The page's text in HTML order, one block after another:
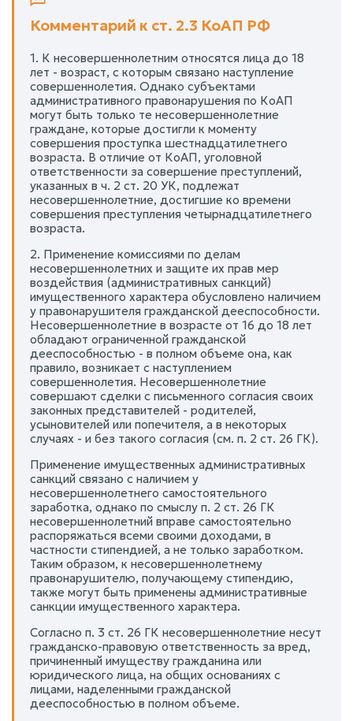
Комментарий к ст. 2.3 КоАП РФ
1. К несовершеннолетним относятся лица до 18
лет - возраст, с которым связано наступление
совершеннолетия. Однако субъектами
административного правонарушения по КоАП
могут быть только те несовершеннолетние
граждане, которые достигли к моменту
совершения проступка шестнадцатилетнего
возраста. В отличие от КоАП, уголовной
ответственности за совершение преступлений,
указанных в ч. 2 ст. 20 УК, подлежат
несовершеннолетние, достигшие ко времени
совершения преступления четырнадцатилетнего
возраста.
2. Применение комиссиями по делам
несовершеннолетних и защите их прав мер
воздействия (административных санкций)
имущественного характера обусловлено наличием
у правонарушителя гражданской дееспособности.
Несовершеннолетние в возрасте от 16 до 18 лет
обладают ограниченной гражданской
дееспособностью - в полном объеме она, как
правило, возникает с наступлением
совершеннолетия. Несовершеннолетние
совершают сделки с письменного согласия своих
законных представителей - родителей,
усыновителей или попечителя, а в некоторых
случаях - и без такого согласия (см. п. 2 ст. 26 ГК).
Применение имущественных административных
санкций связано с наличием у
несовершеннолетнего самостоятельного
заработка, однако по смыслу п. 2 ст. 26 ГК
несовершеннолетний вправе самостоятельно
распоряжаться всеми своими доходами, в
частности стипендией, а не только заработком.
Таким образом, к несовершеннолетнему
правонарушителю, получающему стипендию,
также могут быть применены административные
санкции имущественного характера.
Согласно п. 3 ст. 26 ГК несовершеннолетние несут
гражданско-правовую ответственность за вред,
причиненный имуществу гражданина или
юридического лица, на общих основаниях с
лицами, наделенными гражданской
дееспособностью в полном объеме.